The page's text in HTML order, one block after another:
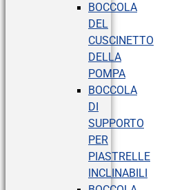
BOCCOLA
DEL
CUSCINETTO
DELLA
POMPA
BOCCOLA
DI
SUPPORTO
PER
PIASTRELLE
INCLINABILI